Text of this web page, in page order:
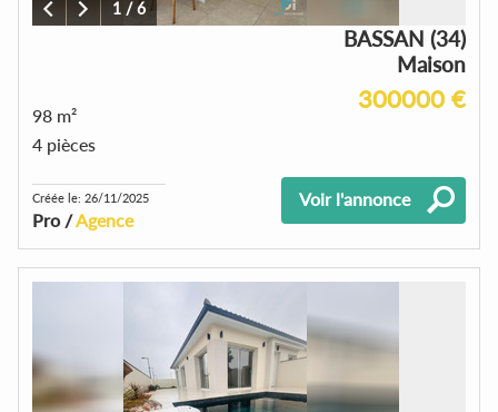
1 /6
BASSAN (34)
Maison
300000 €
98 m²
4 pièces
Créée le: 26/11/2025
Pro /Agence
Voir l'annonce